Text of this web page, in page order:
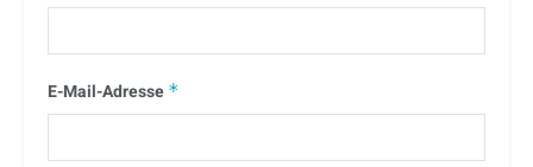
E-Mail-Adresse *